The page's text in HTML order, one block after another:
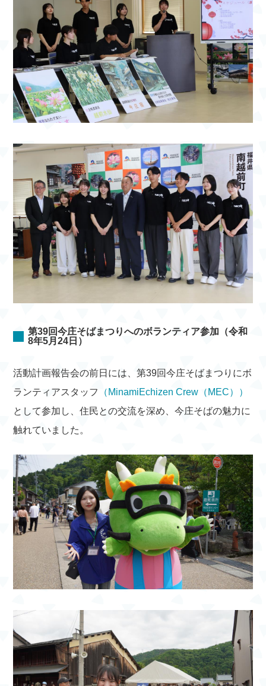
第39回今庄そばまつりへのボランティア参加（令和
8年5月24日）
活動計画報告会の前日には、第39回今庄そばまつりにボ
ランティアスタッフ
（MinamiEchizen Crew（MEC））
として参加し、住民との交流を深め、今庄そばの魅力に
触れていました。